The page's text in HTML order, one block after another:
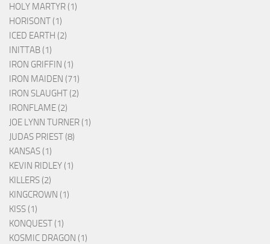
HOLY MARTYR (1)
HORISONT (1)
ICED EARTH (2)
INITTAB (1)
IRON GRIFFIN (1)
IRON MAIDEN (71)
IRON SLAUGHT (2)
IRONFLAME (2)
JOE LYNN TURNER (1)
JUDAS PRIEST (8)
KANSAS (1)
KEVIN RIDLEY (1)
KILLERS (2)
KINGCROWN (1)
KISS (1)
KONQUEST (1)
KOSMIC DRAGON (1)